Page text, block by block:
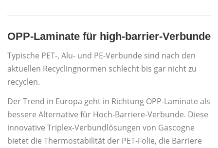
PRODUKTE UND ANWENDUNGEN > PHARMA
> DESSERT UND BACKZUTATEN
> KOSMETIK UND FEUCHTTÜCHER
OPP-Laminate für high-barrier-Verbunde
Typische PET-, Alu- und PE-Verbunde sind nach den
aktuellen Recyclingnormen schlecht bis gar nicht zu
recyclen.
Der Trend in Europa geht in Richtung OPP-Laminate als
bessere Alternative für Hoch-Barriere-Verbunde. Diese
innovative Triplex-Verbundlösungen von Gascogne
bietet die Thermostabilität der PET-Folie, die Barriere